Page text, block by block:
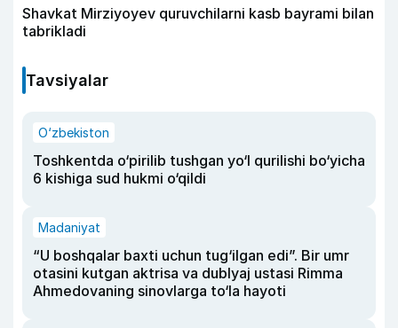
Shavkat Mirziyoyev quruvchilarni kasb bayrami bilan
tabrikladi
Tavsiyalar
O‘zbekiston
Toshkentda o‘pirilib tushgan yo‘l qurilishi bo‘yicha
6 kishiga sud hukmi o‘qildi
Madaniyat
“U boshqalar baxti uchun tug‘ilgan edi”. Bir umr
otasini kutgan aktrisa va dublyaj ustasi Rimma
Ahmedovaning sinovlarga to‘la hayoti